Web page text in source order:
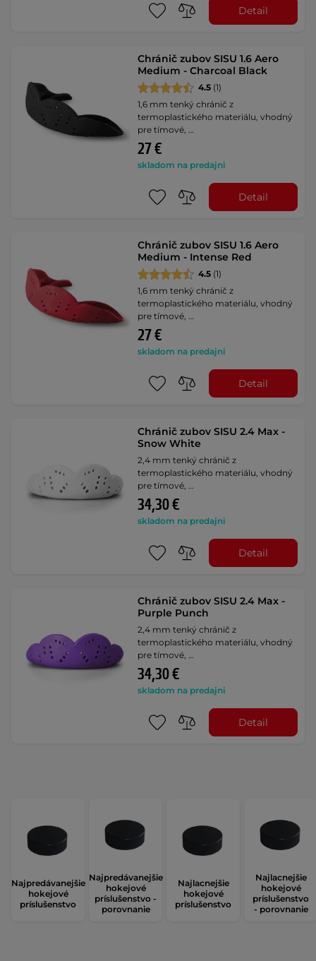
Detail
Chránič zubov SISU 1.6 Aero
Medium - Charcoal Black
4.5 (1)
1,6 mm tenký chránič z
termoplastického materiálu, vhodný
pre tímové, …
27 €
skladom na predajni
Detail
Chránič zubov SISU 1.6 Aero
Medium - Intense Red
4.5 (1)
1,6 mm tenký chránič z
termoplastického materiálu, vhodný
pre tímové, …
27 €
skladom na predajni
Detail
Chránič zubov SISU 2.4 Max -
Snow White
2,4 mm tenký chránič z
termoplastického materiálu, vhodný
pre tímové, …
34,30 €
skladom na predajni
Detail
Chránič zubov SISU 2.4 Max -
Purple Punch
2,4 mm tenký chránič z
termoplastického materiálu, vhodný
pre tímové, …
34,30 €
skladom na predajni
Detail
Najpredávanejšie
hokejové
príslušenstvo
Najpredávanejšie
hokejové
príslušenstvo -
porovnanie
Najlacnejšie
hokejové
príslušenstvo
Najlacnejšie
hokejové
príslušenstvo
- porovnanie